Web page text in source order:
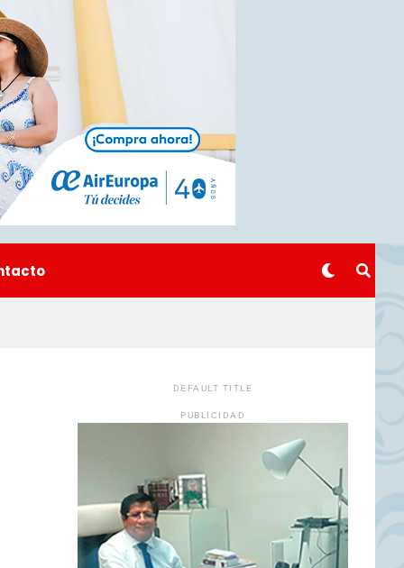
DEFAULT TITLE
PUBLICIDAD